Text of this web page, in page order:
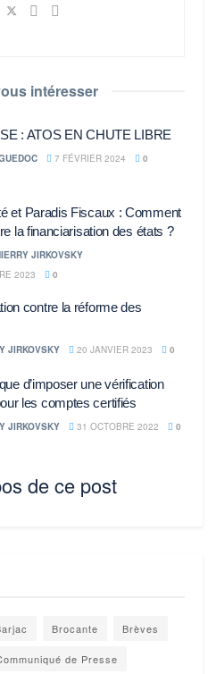
intéresser
: ATOS EN CHUTE LIBRE
7 FÉVRIER 2024 0
et Paradis Fiscaux : Comment
la financiarisation des états ?
JIRKOVSKY
2023
0
contre la réforme des
JIRKOVSKY 20 JANVIER 2023 0
d’imposer une vérification
les comptes certifiés
JIRKOVSKY 31 OCTOBRE 2022 0
de ce post
Brocante Brèves
de Presse